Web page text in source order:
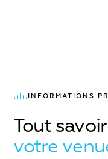
INFORMATIONS
Tout
votre